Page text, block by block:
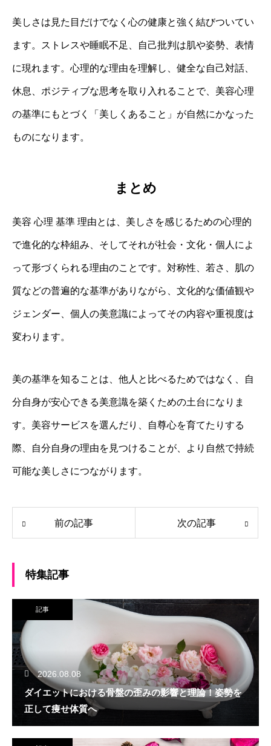
美しさは見た目だけでなく心の健康と強く結びついてい
ます。ストレスや睡眠不足、自己批判は肌や姿勢、表情
に現れます。心理的な理由を理解し、健全な自己対話、
休息、ポジティブな思考を取り入れることで、美容心理
の基準にもとづく「美しくあること」が自然にかなった
ものになります。
まとめ
美容 心理 基準 理由とは、美しさを感じるための心理的
で進化的な枠組み、そしてそれが社会・文化・個人によ
って形づくられる理由のことです。対称性、若さ、肌の
質などの普遍的な基準がありながら、文化的な価値観や
ジェンダー、個人の美意識によってその内容や重視度は
変わります。
美の基準を知ることは、他人と比べるためではなく、自
分自身が安心できる美意識を築くための土台になりま
す。美容サービスを選んだり、自尊心を育てたりする
際、自分自身の理由を見つけることが、より自然で持続
可能な美しさにつながります。
前の記事 次の記事
特集記事
記事
2026.08.08
ダイエットにおける骨盤の歪みの影響と理論！姿勢を
正して痩せ体質へ